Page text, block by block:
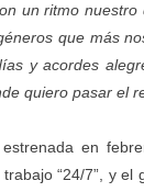
un ritmo
que más
y acordes
quiero pasar el
en
“24/7”, y